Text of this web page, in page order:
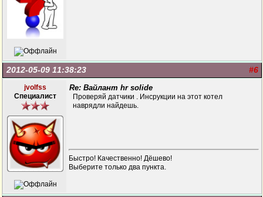
#6
2012-05-09 11:38:23
jvolfss
Специалист
Re: Вайлант hr solide
Проверяй датчики . Инсрукции на этот котел
наврядли найдешь.
Быстро! Качественно! Дёшево!
Выберите только два пункта.